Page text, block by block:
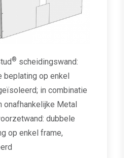
® scheidingswand:
beplating op enkel
in combinatie
onafhankelijke Metal
dubbele
op enkel frame,